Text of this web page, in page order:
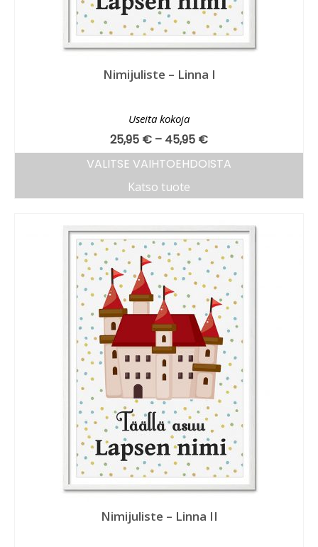
Nimijuliste – Linna I
Useita kokoja
25,95 € – 45,95 €
VALITSE VAIHTOEHDOISTA
Katso tuote
Nimijuliste – Linna II